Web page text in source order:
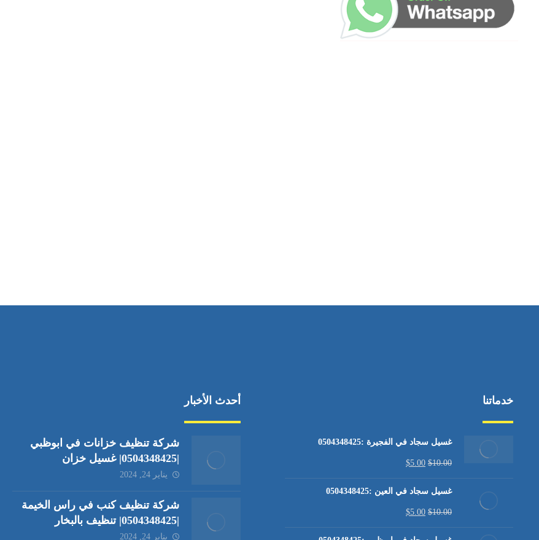
خدماتنا
غسيل سجاد في الفجيرة :0504348425
$10.00
$5.00
غسيل سجاد في العين :0504348425
$10.00
$5.00
أحدث الأخبار
شركة تنظيف خزانات في ابوظبي
|0504348425| غسيل خزان
يناير 24, 2024
شركة تنظيف كنب في راس الخيمة
|0504348425| تنظيف بالبخار
يناير 24, 2024